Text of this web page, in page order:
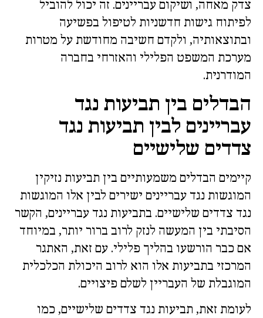
צדק מאחה, ושיקום עבריינים. זה יכול להוביל
לפיתוח גישות חדשניות לטיפול בפשיעה
ובתוצאותיה, ולקדם חשיבה מחודשת על מטרות
מערכת המשפט הפלילי והאזרחי בחברה
המודרנית.
הבדלים בין תביעות נגד
עבריינים לבין תביעות נגד
צדדים שלישיים
קיימים הבדלים משמעותיים בין תביעות נזיקין
המוגשות נגד עבריינים ישירים לבין אלו המוגשות
נגד צדדים שלישיים. בתביעות נגד עבריינים, הקשר
הסיבתי בין המעשה לנזק לרוב ברור יותר, במיוחד
אם כבר הורשעו בהליך פלילי. עם זאת, האתגר
המרכזי בתביעות אלו הוא לרוב היכולת הכלכלית
המוגבלת של העבריין לשלם פיצויים.
לעומת זאת, תביעות נגד צדדים שלישיים, כמו